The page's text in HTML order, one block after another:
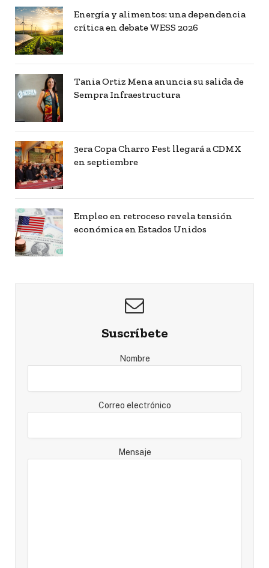
Energía y alimentos: una dependencia
crítica en debate WESS 2026
Tania Ortiz Mena anuncia su salida de
Sempra Infraestructura
3era Copa Charro Fest llegará a CDMX
en septiembre
Empleo en retroceso revela tensión
económica en Estados Unidos
Suscríbete
Nombre
Correo electrónico
Mensaje